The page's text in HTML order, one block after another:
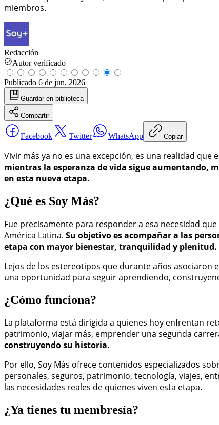
miembros.
Redacción
Autor verificado
Publicado 6 de jun, 2026
Guardar en biblioteca
Compartir
Facebook Twitter WhatsApp Copiar
Vivir más ya no es una excepción, es una realidad
mientras la esperanza de vida sigue aumentando,
en esta nueva etapa.
¿Qué es Soy Más?
Fue precisamente para responder a esa necesidad
América Latina. Su objetivo es acompañar a las
etapa con mayor bienestar, tranquilidad y plenitud.
Lejos de los estereotipos que durante años asociaron
una oportunidad para seguir aprendiendo,
¿Cómo funciona?
La plataforma está dirigida a quienes hoy enfrentan
patrimonio, viajar más, emprender una segunda
construyendo su historia.
Por ello, Soy Más ofrece contenidos especializados
personales, seguros, patrimonio, tecnología, viajes,
las necesidades reales de quienes viven esta etapa.
¿Ya tienes tu membresía?